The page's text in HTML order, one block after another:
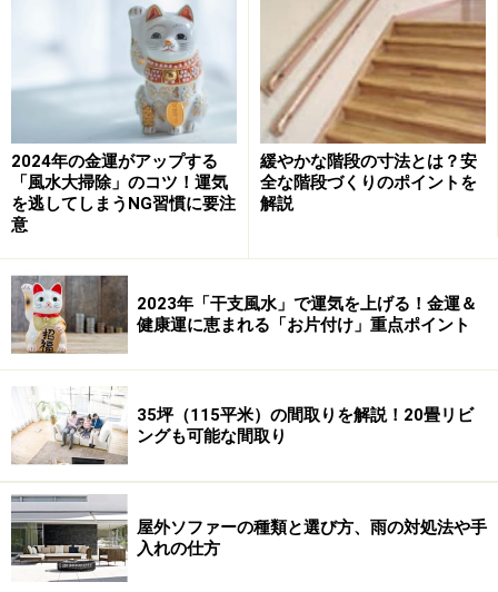
コンビニの利用が集中する昼時や夕食時。特にお腹が空
いたお昼時は、多くの人がお弁当のケースに直行しま
す。その隣には、美味しそうなデザートやサラダなどの
副食が陳列されていて、ついつい手が伸びてしまいま
す。
次にあるのがドリンクの冷蔵ケースです。お弁当を買っ
たら当然ドリンクも欲しくなります。ちなみにガラス扉
のついた冷蔵ケースをリーチインといい、裏側からドリ
ンクを補充できます。さてドリンクを手に取ると、雑誌
類を並べたコーナーが見えます。昼食後の楽しみとし
て、雑誌を手にとってもらう仕組みです。
最後はレジにゴールイン。レジの近くには出入り口があ
り、すぐ外に出られます。このようにコンビニをぐるり
と一周することで、あちこち探さなくてもお昼の調達が
出来るようにプランされています。ここで注目したいの
は、商品が陳列されている順番です。
2024年の金運がアップする
「風水大掃除」のコツ！運気
を逃してしまうNG習慣に要注
意
緩やかな階段の寸法とは？安
全な階段づくりのポイントを
解説
2023年「干支風水」で運気を上げる！金運＆
健康運に恵まれる「お片付け」重点ポイント
35坪（115平米）の間取りを解説！20畳リビ
ングも可能な間取り
屋外ソファーの種類と選び方、雨の対処法や手
入れの仕方